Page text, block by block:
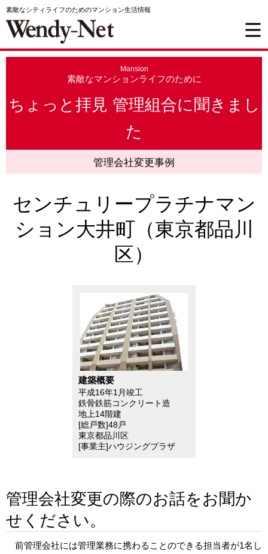
素敵なシティライフのためのマンション生活情報
Mansion
素敵なマンションライフのために
ちょっと拝見 管理組合に聞きまし
た
管理会社変更事例
センチュリープラチナマン
ション大井町（東京都品川
区）
建築概要
平成16年1月竣工
鉄骨鉄筋コンクリート造
地上14階建
[総戸数]48戸
東京都品川区
[事業主]ハウジングプラザ
管理会社変更の際のお話をお聞か
せください。
前管理会社には管理業務に携わることのできる担当者が1名し